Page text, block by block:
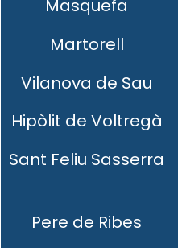
Masquefa
Martorell
Vilanova de Sau
Hipòlit de Voltregà
Sant Feliu Sasserra
Pere de Ribes